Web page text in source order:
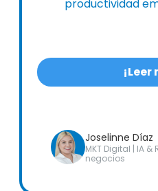
productividad
¡Leer
Joselinne Díaz
MKT Digital | IA
negocios